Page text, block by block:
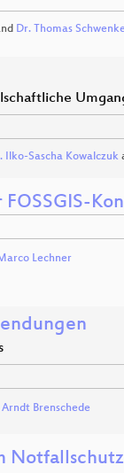
Dr. Thomas
Ilko-Sascha Kowalczuk
Lechner
Arndt Brenschede
Notfallschutz